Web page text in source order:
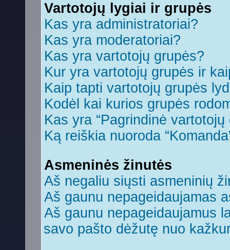
Vartotojų lygiai ir grupės
Kas yra administratoriai?
Kas yra moderatoriai?
Kas yra vartotojų grupės?
Kur yra vartotojų grupės ir
Kaip tapti vartotojų grupės
Kodėl kai kurios grupės
Kas yra “Pagrindinė vartotojų
Ką reiškia nuoroda
Asmeninės žinutės
Aš negaliu siųsti asmeninių
Aš gaunu nepageidaujamas
Aš gaunu nepageidaujamus
savo pašto dėžutę nuo